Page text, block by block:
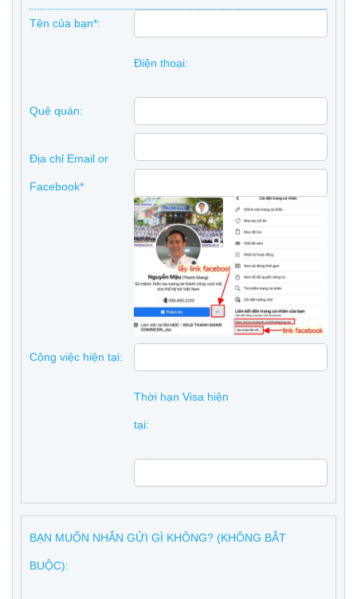
Tên của bạn*:
Điện thoại:
Quê quán:
Địa chỉ Email or
Facebook*
Công việc hiện tại:
Thời hạn Visa hiện
tại:
BẠN MUỐN NHẮN GỬI GÌ KHÔNG? (KHÔNG BẮT
BUỘC):